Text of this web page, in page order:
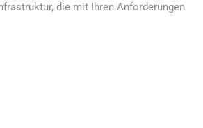
die mit Ihren Anforderungen